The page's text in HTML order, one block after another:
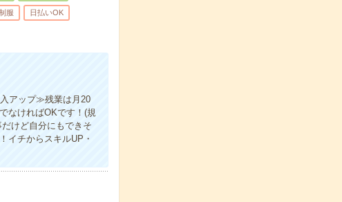
服 日払いOK
アップ≫残業は月20
なければOKです！(規
けど自分にもできそ
イチからスキルUP・